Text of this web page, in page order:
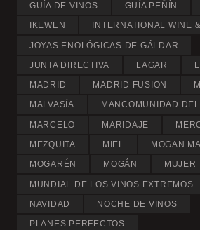
GUÍA DE VINOS GUÍA PEÑÍN
IKEWEN INTERNATIONAL WINE
JOYAS ENOLÓGICAS DE GÁLDAR
JUNTA DIRECTIVA LAGAR
MADRID MADRID FUSION
MALVASÍA MANCOMUNIDAD
MARCELO MARIDAJE
MEZQUITA MIEL MOGAN
MOGARÉN MOGÁN MUJER
MUNDIAL DE LOS VINOS EXTREMOS
NAVIDAD NOCHE DE VINOS
PLANES PERFECTOS